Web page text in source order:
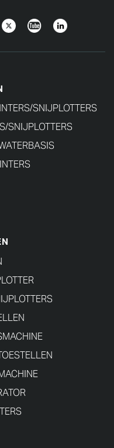
TwitterYouTubeLinkedin
SNIJPLOTTERS
SNIJPLOTTERS